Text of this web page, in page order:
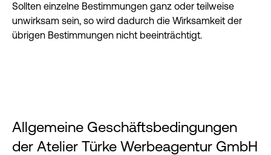
Sollten einzelne Bestimmungen ganz oder teilweise
unwirksam sein, so wird dadurch die Wirksamkeit der
übrigen Bestimmungen nicht beeinträchtigt.
Allgemeine Geschäftsbedingungen
der Atelier Türke Werbeagentur GmbH